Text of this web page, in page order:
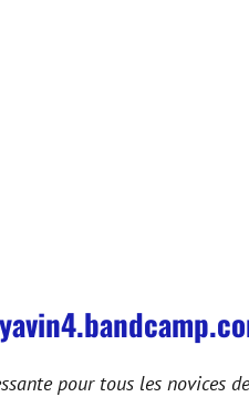
pour tous les novices